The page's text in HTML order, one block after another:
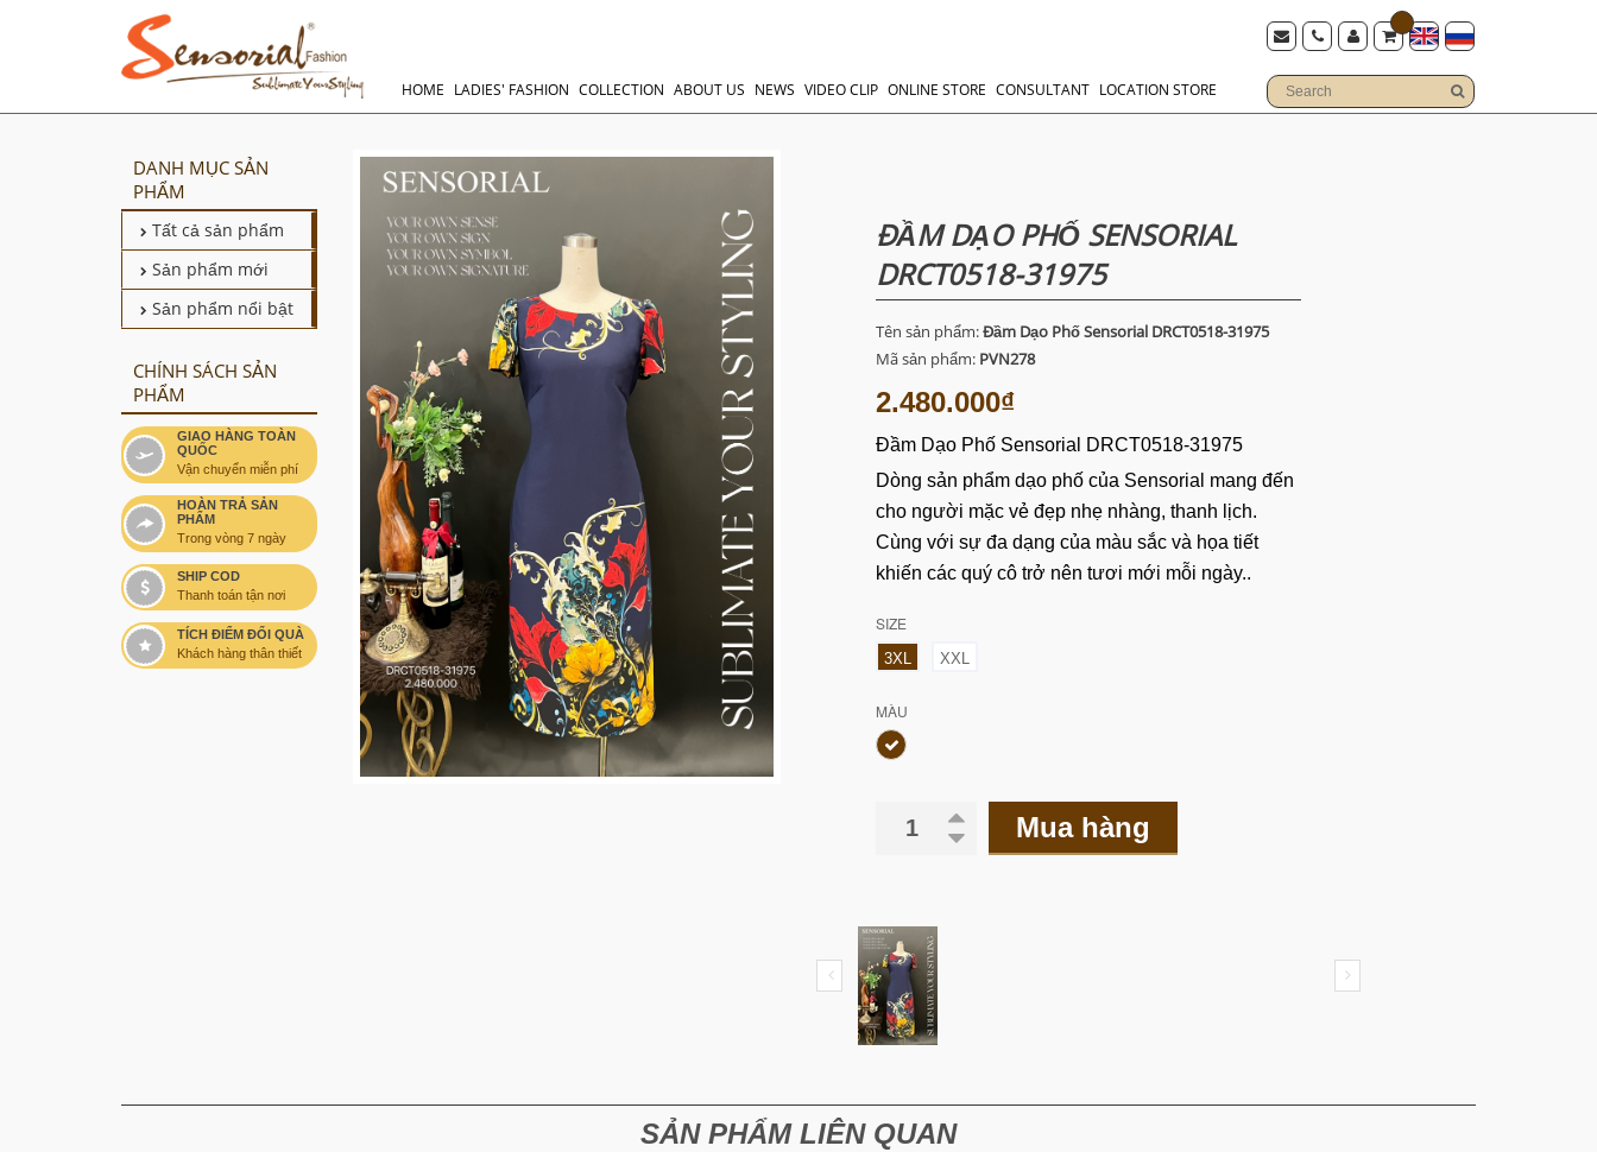
HOME LADIES' FASHION COLLECTION ABOUT US NEWS VIDEO CLIP ONLINE STORE CONSULTANT LOCATION STORE
DANH MỤC SẢN
PHẨM
Tất cả sản phẩm
Sản phẩm mới
Sản phẩm nổi bật
CHÍNH SÁCH SẢN
PHẨM
GIAO HÀNG TOÀN
QUỐC
Vận chuyển miễn phí
HOÀN TRẢ SẢN
PHẨM
Trong vòng 7 ngày
SHIP COD
Thanh toán tận nơi
TÍCH ĐIỂM ĐỔI QUÀ
Khách hàng thân thiết
ĐẦM DẠO PHỐ SENSORIAL
DRCT0518-31975
Tên sản phẩm:Đầm Dạo Phố Sensorial DRCT0518-31975
Mã sản phẩm: PVN278
2.480.000₫
Đầm Dạo Phố Sensorial DRCT0518-31975
Dòng sản phẩm dạo phố của Sensorial mang đến
cho người mặc vẻ đẹp nhẹ nhàng, thanh lịch.
Cùng với sự đa dạng của màu sắc và họa tiết
khiến các quý cô trở nên tươi mới mỗi ngày..
SIZE
3XL XXL
MÀU
Mua hàng
SẢN PHẨM LIÊN QUAN